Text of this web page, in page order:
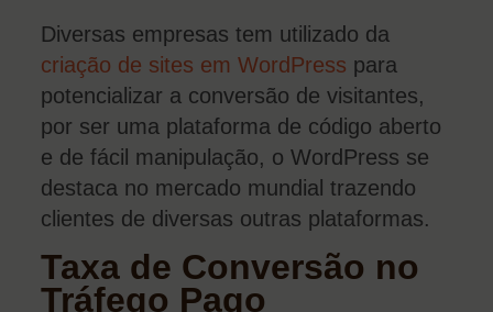
Diversas empresas tem utilizado da
criação de sites em WordPress para
potencializar a conversão de visitantes,
por ser uma plataforma de código aberto
e de fácil manipulação, o WordPress se
destaca no mercado mundial trazendo
clientes de diversas outras plataformas.
Taxa de Conversão no
Tráfego Pago